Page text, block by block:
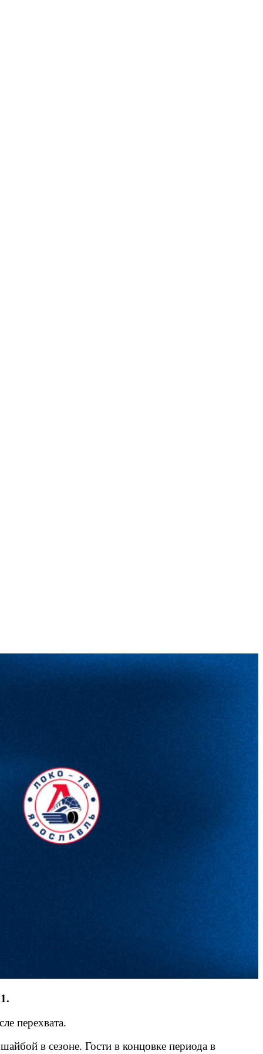
перехвата.
в сезоне. Гости в концовке периода в